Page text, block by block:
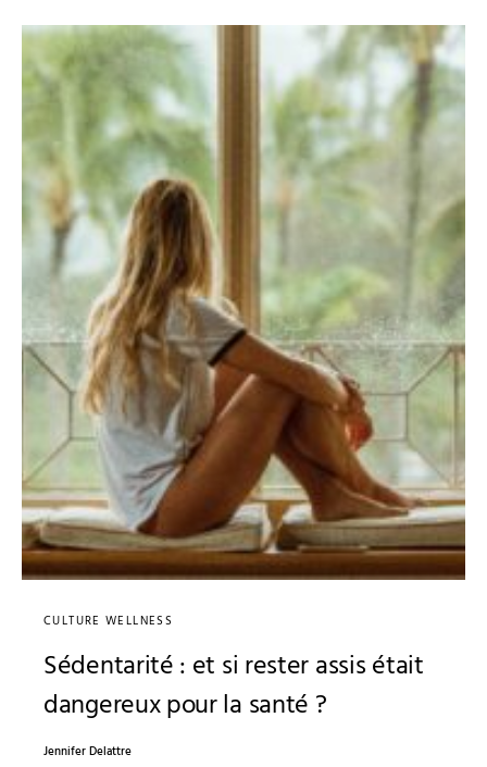
CULTURE WELLNESS
Sédentarité : et si rester assis était
dangereux pour la santé ?
Jennifer Delattre